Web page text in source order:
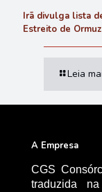
Irã divulga lista
Estreito de
Leia
A Empresa
CGS
traduzida